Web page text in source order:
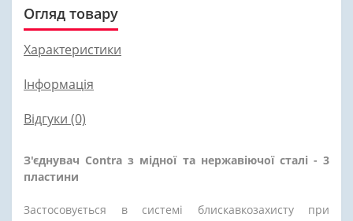
Огляд товару
Характеристики
Інформація
Відгуки (0)
З'єднувач Contra з мідної та нержавіючої сталі - 3
пластини
Застосовується в системі блискавкозахисту при